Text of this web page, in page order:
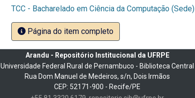
TCC - Bacharelado em Ciência da Computação (Sede)
Página do item completo
Arandu - Repositório Institucional da UFRPE
Universidade Federal Rural de Pernambuco - Biblioteca Central
Rua Dom Manuel de Medeiros, s/n, Dois Irmãos
CEP: 52171-900 - Recife/PE